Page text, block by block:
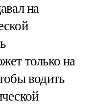
на
только на
водить